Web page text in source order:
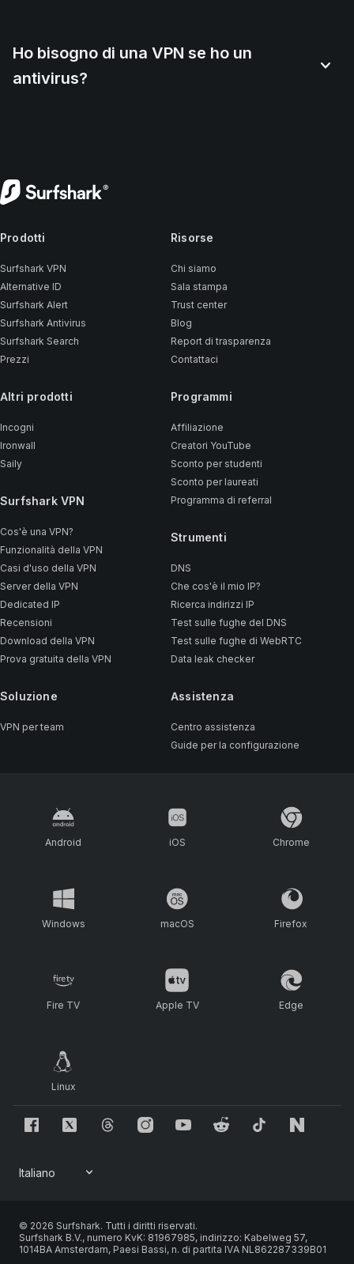
Ho bisogno di una VPN se ho un
antivirus?
Prodotti
Surfshark VPN
Alternative ID
Surfshark Alert
Surfshark Antivirus
Surfshark Search
Prezzi
Altri prodotti
Incogni
Ironwall
Saily
Surfshark VPN
Cos'è una VPN?
Funzionalità della VPN
Casi d'uso della VPN
Server della VPN
Dedicated IP
Recensioni
Download della VPN
Prova gratuita della VPN
Soluzione
VPN per team
Risorse
Chi siamo
Sala stampa
Trust center
Blog
Report di trasparenza
Contattaci
Programmi
Affiliazione
Creatori YouTube
Sconto per studenti
Sconto per laureati
Programma di referral
Strumenti
DNS
Che cos'è il mio IP?
Ricerca indirizzi IP
Test sulle fughe del DNS
Test sulle fughe di WebRTC
Data leak checker
Assistenza
Centro assistenza
Guide per la configurazione
Android iOS Chrome
Windows macOS Firefox
Fire TV Apple TV Edge
Linux
© 2026 Surfshark. Tutti i diritti riservati.
Surfshark B.V., numero KvK: 81967985, indirizzo: Kabelweg 57,
1014BA Amsterdam, Paesi Bassi, n. di partita IVA NL862287339B01